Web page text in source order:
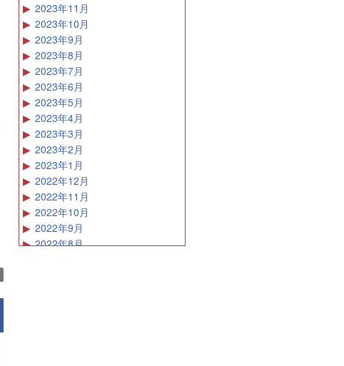
2023年11月
2023年10月
2023年9月
2023年8月
2023年7月
2023年6月
2023年5月
2023年4月
2023年3月
2023年2月
2023年1月
2022年12月
2022年11月
2022年10月
2022年9月
2022年8月